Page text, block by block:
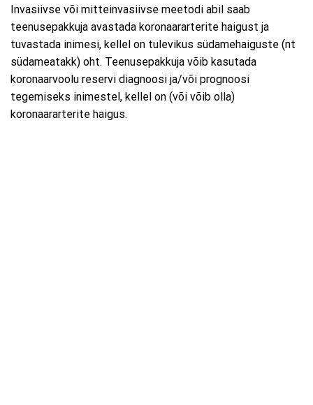
Invasiivse või mitteinvasiivse meetodi abil saab
teenusepakkuja avastada koronaararterite haigust ja
tuvastada inimesi, kellel on tulevikus südamehaiguste (nt
südameatakk) oht. Teenusepakkuja võib kasutada
koronaarvoolu reservi diagnoosi ja/või prognoosi
tegemiseks inimestel, kellel on (või võib olla)
koronaararterite haigus.